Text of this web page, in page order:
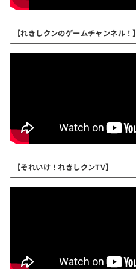
【れきしクンのゲームチャンネル！】
【それいけ！れきしクンTV】